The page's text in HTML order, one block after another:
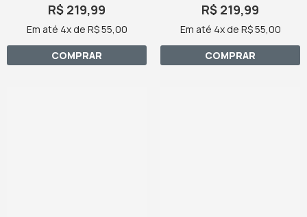
R$ 219,99
Em até 4x de R$ 55,00
COMPRAR
R$ 219,99
Em até 4x de R$ 55,00
COMPRAR